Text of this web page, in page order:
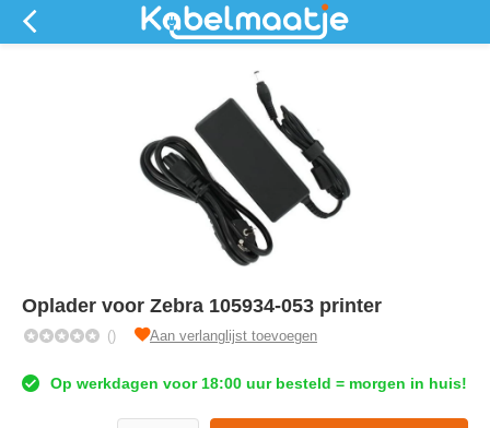
Oplader voor Zebra 105934-053 printer
() Aan verlanglijst toevoegen
Op werkdagen voor 18:00 uur besteld = morgen in huis!